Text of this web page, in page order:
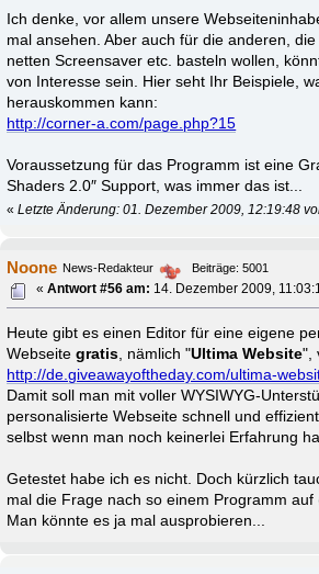
Ich denke, vor allem unsere
mal ansehen. Aber auch für die anderen,
netten Screensaver etc. basteln wollen,
von Interesse sein. Hier seht Ihr Beispiele,
herauskommen kann:
http://corner-a.com/page.php?15
Voraussetzung für das Programm ist eine
Shaders 2.0″ Support, was immer das ist...
«Letzte Änderung: 01. Dezember 2009, 12:19:48
Noone News-Redakteur
Beiträge: 5001
«Antwort #56 am: 14. Dezember 2009,
Heute gibt es einen Editor für eine eigene
Webseitegratis, nämlich "Ultima Website",
http://de.giveawayoftheday.com/ultima-
Damit soll man mit voller WYSIWYG-
personalisierte Webseite schnell und
selbst wenn man noch keinerlei Erfahrung
Getestet habe ich es nicht. Doch kürzlich
mal die Frage nach so einem Programm auf
Man könnte es ja mal ausprobieren...